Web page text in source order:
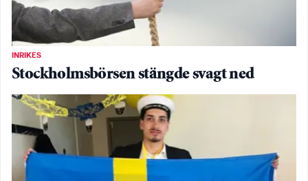
INRIKES
Stockholmsbörsen stängde svagt ned